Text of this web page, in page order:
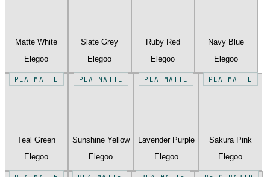
Matte White
Elegoo
Slate Grey
Elegoo
Ruby Red
Elegoo
Navy Blue
Elegoo
PLA MATTE
Teal Green
Elegoo
PLA MATTE
Sunshine Yellow
Elegoo
PLA MATTE
Lavender Purple
Elegoo
PLA MATTE
Sakura Pink
Elegoo